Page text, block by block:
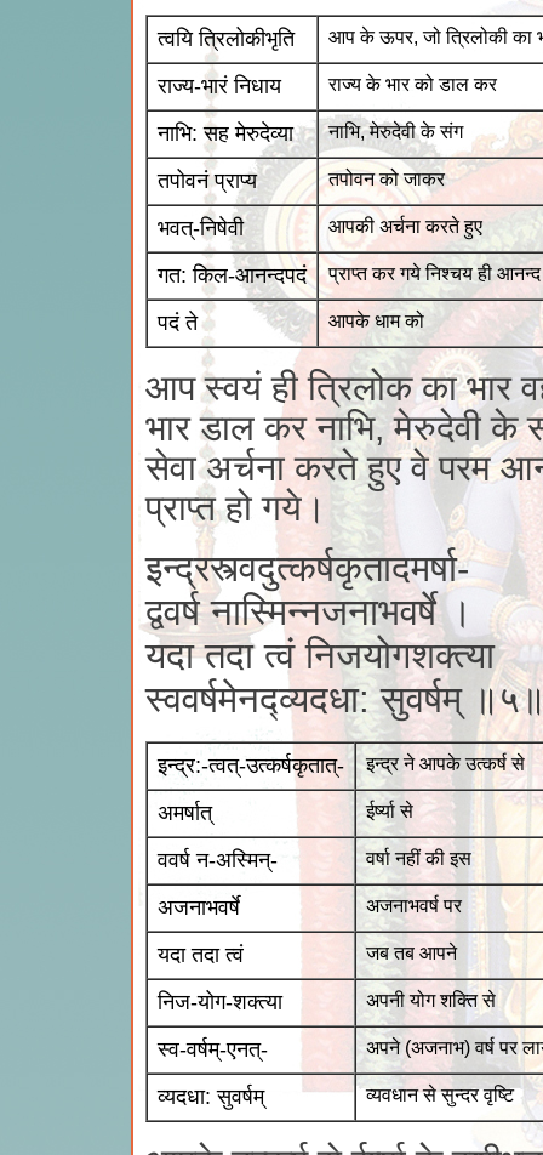
त्वयि त्रिलोकीभृति आप के ऊपर, जो त्रिलोकी का
राज्य-भारं निधाय राज्य के भार को डाल कर
नाभि: सह मेरुदेव्या नाभि, मेरुदेवी के संग
तपोवनं प्राप्य तपोवन को जाकर
भवत्-निषेवी आपकी अर्चना करते हुए
गत: किल-आनन्दपदं प्राप्त कर गये निश्चय ही
पदं ते आपके धाम को
आप स्वयं ही त्रिलोक का
भार डाल कर नाभि, मेरुदेवी
सेवा अर्चना करते हुए वे परम
प्राप्त हो गये।
इन्द्रस्त्वदुत्कर्षकृतादमर्षा-
द्ववर्ष नास्मिन्नजनाभवर्षे ।
यदा तदा त्वं निजयोगशक्त्या
स्ववर्षमेनद्व्यदधा: सुवर्षम्
इन्द्र:-त्वत्-उत्कर्षकृतात्- इन्द्र ने आपके उत्कर्ष से
अमर्षात् ईर्ष्या से
ववर्ष न-अस्मिन्- वर्षा नहीं की इस
अजनाभवर्षे अजनाभवर्ष पर
यदा तदा त्वं जब तब आपने
निज-योग-शक्त्या अपनी योग शक्ति से
स्व-वर्षम्-एनत्- अपने (अजनाभ) वर्ष पर
व्यदधा: सुवर्षम् व्यवधान से सुन्दर वृष्टि